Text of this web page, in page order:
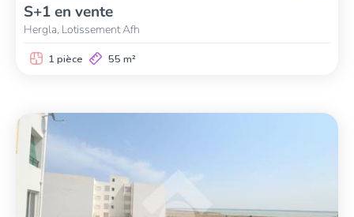
S+1 en vente
Hergla, Lotissement Afh
1 pièce 55 m²